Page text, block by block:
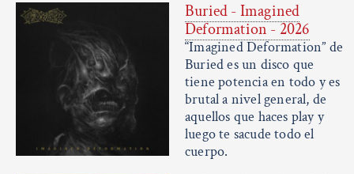
Buried - Imagined
Deformation - 2026
“Imagined Deformation” de
Buried es un disco que
tiene potencia en todo y es
brutal a nivel general, de
aquellos que haces play y
luego te sacude todo el
cuerpo.